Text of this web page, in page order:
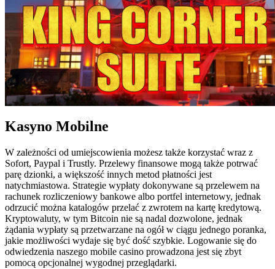
Kasyno Mobilne
W zależności od umiejscowienia możesz także korzystać wraz z
Sofort, Paypal i Trustly. Przelewy finansowe mogą także potrwać
parę dzionki, a większość innych metod płatności jest
natychmiastowa. Strategie wypłaty dokonywane są przelewem na
rachunek rozliczeniowy bankowe albo portfel internetowy, jednak
odrzucić można katalogów przelać z zwrotem na kartę kredytową.
Kryptowaluty, w tym Bitcoin nie są nadal dozwolone, jednak
żądania wypłaty są przetwarzane na ogół w ciągu jednego poranka,
jakie możliwości wydaje się być dość szybkie. Logowanie się do
odwiedzenia naszego mobile casino prowadzona jest się zbyt
pomocą opcjonalnej wygodnej przeglądarki.